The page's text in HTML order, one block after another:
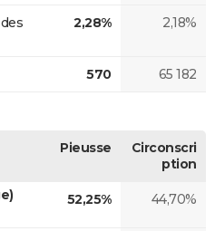
2,28% 2,18%
570 65 182
Pieusse
Circonscri
ption
52,25% 44,70%